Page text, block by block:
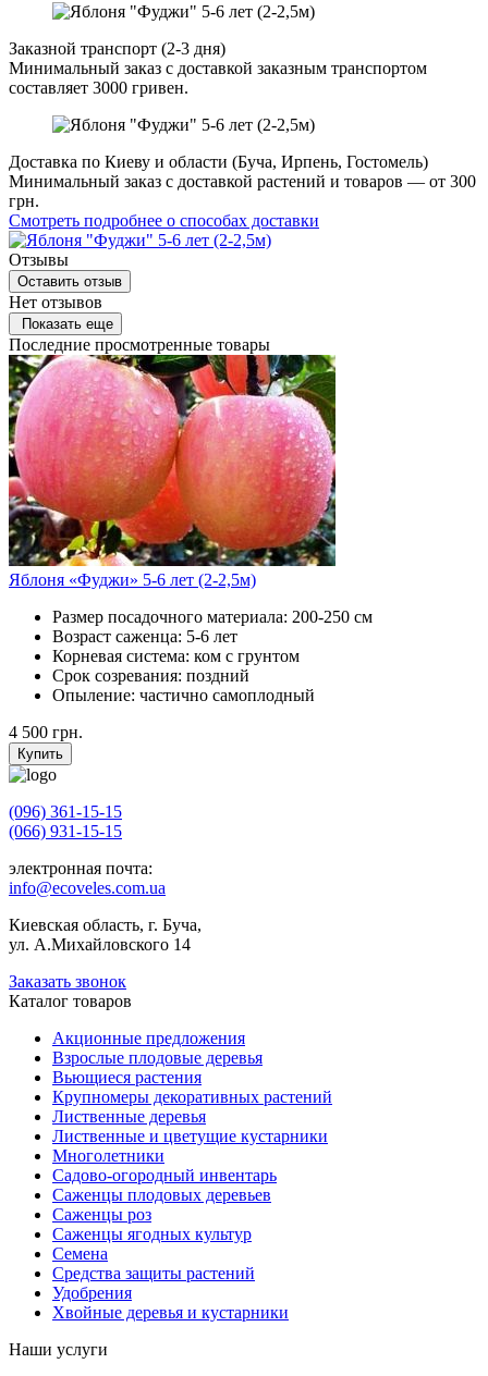
Заказной транспорт (2-3 дня)
Минимальный заказ с доставкой заказным транспортом
составляет 3000 гривен.
Доставка по Киеву и области (Буча, Ирпень, Гостомель)
Минимальный заказ с доставкой растений и товаров — от 300
грн.
Смотреть подробнее о способах доставки
Отзывы
Оставить отзыв
Нет отзывов
Показать еще
Последние просмотренные товары
Яблоня «Фуджи» 5-6 лет (2-2,5м)
Размер посадочного материала: 200-250 см
Возраст саженца: 5-6 лет
Корневая система: ком с грунтом
Срок созревания: поздний
Опыление: частично самоплодный
4 500 грн.
Купить
(096) 361-15-15
(066) 931-15-15
электронная почта:
info@ecoveles.com.ua
Киевская область, г. Буча,
ул. А.Михайловского 14
Заказать звонок
Каталог товаров
Акционные предложения
Взрослые плодовые деревья
Вьющиеся растения
Крупномеры декоративных растений
Лиственные деревья
Лиственные и цветущие кустарники
Многолетники
Садово-огородный инвентарь
Саженцы плодовых деревьев
Саженцы роз
Саженцы ягодных культур
Семена
Средства защиты растений
Удобрения
Хвойные деревья и кустарники
Наши услуги